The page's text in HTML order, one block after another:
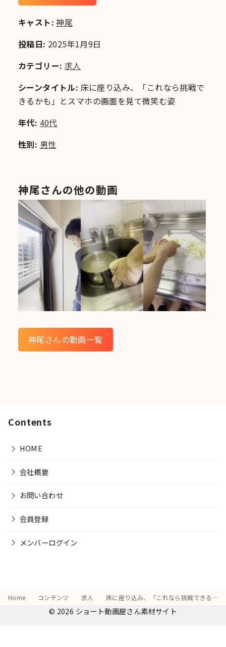
キャスト: 神尾
投稿日: 2025年1月9日
カテゴリー: 求人
シーンタイトル: 床に座り込み、「これなら挑戦で
きるかも」とスマホの画面を見て微笑む姿
年代: 40代
性別: 男性
神尾さんの他の動画
神尾さんの動画一覧
Contents
HOME
会社概要
お問い合わせ
会員登録
メンバーログイン
Home コンテンツ 求人 床に座り込み、「これなら挑戦できるかも」とスマホの画面を見て微笑む姿
© 2026 ショート動画屋さん素材サイト